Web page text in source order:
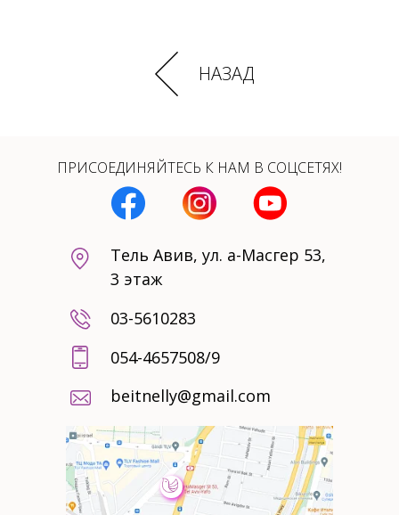
НАЗАД
Тель Авив, ул. а-Масгер 53,
3 этаж
beitnelly@gmail.com
ПРИСОЕДИНЯЙТЕСЬ К НАМ В СОЦСЕТЯХ!
03-5610283
054-4657508/9